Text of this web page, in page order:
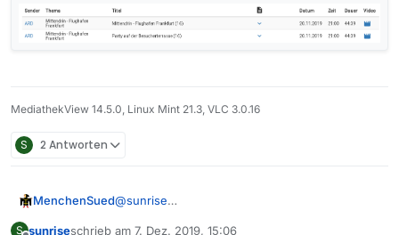
MediathekView 14.5.0, Linux Mint 21.3, VLC 3.0.16
S 2 Antworten
MenchenSued@sunrise
S sunriseschrieb am 7. Dez. 2019, 15:06